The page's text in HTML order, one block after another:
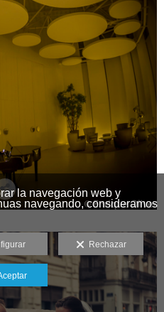
la navegación web y
navegando, consideramos
Rechazar